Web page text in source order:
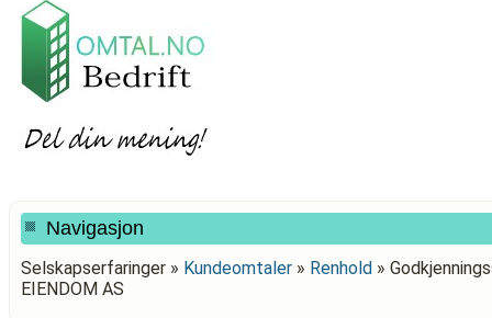
Navigasjon
Selskapserfaringer » Kundeomtaler » Renhold »
EIENDOM AS